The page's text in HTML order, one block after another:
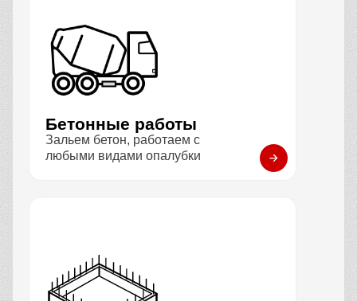
Бетонные работы
Зальем бетон, работаем с
любыми видами опалубки